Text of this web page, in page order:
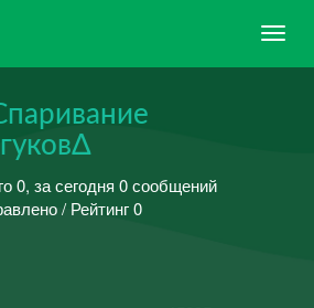
0, за сегодня 0 сообщений
/ Рейтинг 0